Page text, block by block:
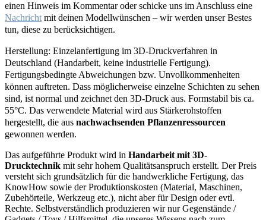
einen Hinweis im Kommentar oder schicke uns im Anschluss eine
Nachricht mit deinen Modellwünschen – wir werden unser Bestes
tun, diese zu berücksichtigen.
Herstellung: Einzelanfertigung im 3D-Druckverfahren in
Deutschland (Handarbeit, keine industrielle Fertigung).
Fertigungsbedingte Abweichungen bzw. Unvollkommenheiten
können auftreten. Dass möglicherweise einzelne Schichten zu sehen
sind, ist normal und zeichnet den 3D-Druck aus. Formstabil bis ca.
55°C. Das verwendete Material wird aus Stärkerohstoffen
hergestellt, die aus nachwachsenden Pflanzenressourcen
gewonnen werden.
Das aufgeführte Produkt wird in Handarbeit mit 3D-
Drucktechnik mit sehr hohem Qualitätsanspruch erstellt. Der Preis
versteht sich grundsätzlich für die handwerkliche Fertigung, das
KnowHow sowie der Produktionskosten (Material, Maschinen,
Zubehörteile, Werkzeug etc.), nicht aber für Design oder evtl.
Rechte. Selbstverständlich produzieren wir nur Gegenstände /